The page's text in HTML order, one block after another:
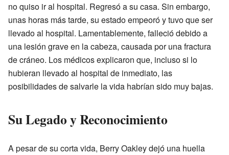
no quiso ir al hospital. Regresó a su casa. Sin embargo,
unas horas más tarde, su estado empeoró y tuvo que ser
llevado al hospital. Lamentablemente, falleció debido a
una lesión grave en la cabeza, causada por una fractura
de cráneo. Los médicos explicaron que, incluso si lo
hubieran llevado al hospital de inmediato, las
posibilidades de salvarle la vida habrían sido muy bajas.
Su Legado y Reconocimiento
A pesar de su corta vida, Berry Oakley dejó una huella